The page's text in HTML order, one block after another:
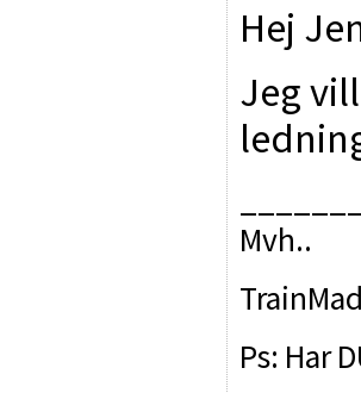
Hej
Jeg
Mvh..
Ps: Har